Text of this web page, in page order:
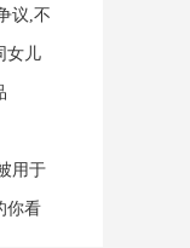
议,不
女儿
用于
你看